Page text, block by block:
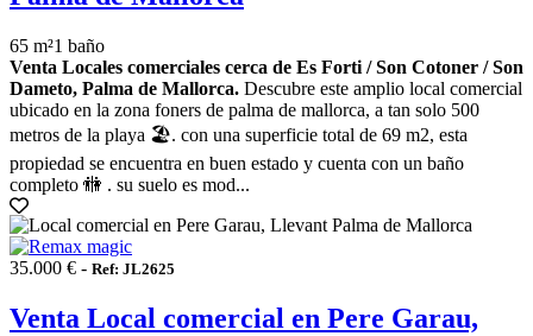
65 m²1 baño
Venta Locales comerciales cerca de Es Forti / Son Cotoner / Son
Dameto, Palma de Mallorca. Descubre este amplio local comercial
ubicado en la zona foners de palma de mallorca, a tan solo 500
metros de la playa 🏖️. con una superficie total de 69 m2, esta
propiedad se encuentra en buen estado y cuenta con un baño
completo 🚻 . su suelo es mod...
35.000 € - Ref: JL2625
Venta Local comercial en Pere Garau,